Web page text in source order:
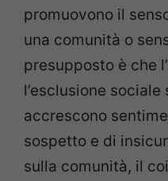
promuovono il
una comunità o
presupposto è che
l’esclusione
accrescono
sospetto e di
sulla comunità, il